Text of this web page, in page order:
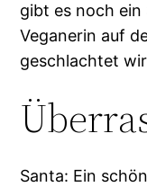
gibt es noch ein
Veganerin auf
geschlachtet
Santa: Ein